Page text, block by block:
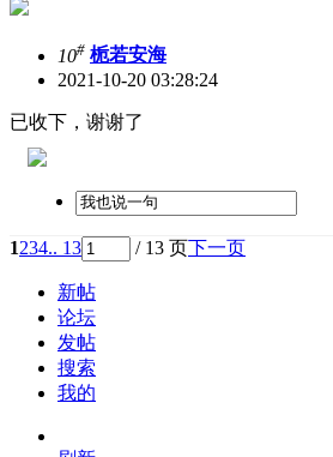
10# 栀若安海
2021-10-20 03:28:24
已收下，谢谢了
1234.. 13 / 13 页下一页
新帖
论坛
发帖
搜索
我的